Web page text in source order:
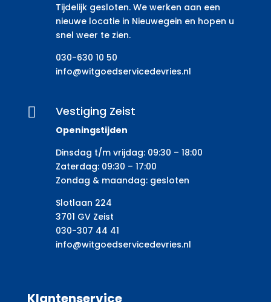
Tijdelijk gesloten. We werken aan een
nieuwe locatie in Nieuwegein en hopen u
snel weer te zien.
030-630 10 50
info@witgoedservicedevries.nl
 Vestiging Zeist
Openingstijden
Dinsdag t/m vrijdag: 09:30 – 18:00
Zaterdag: 09:30 – 17:00
Zondag & maandag: gesloten
Slotlaan 224
3701 GV Zeist
030-307 44 41
info@witgoedservicedevries.nl
Klantenservice